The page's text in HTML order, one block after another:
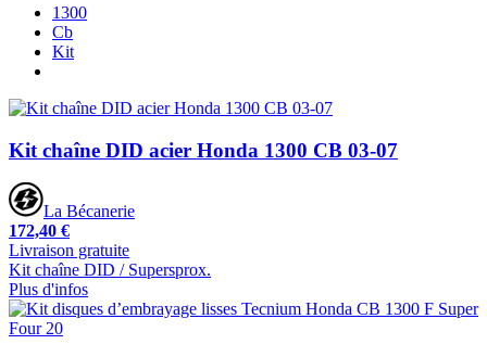
1300
Cb
Kit
Kit chaîne DID acier Honda 1300 CB 03-07
La Bécanerie
172,40 €
Livraison gratuite
Kit chaîne DID / Supersprox.
Plus d'infos